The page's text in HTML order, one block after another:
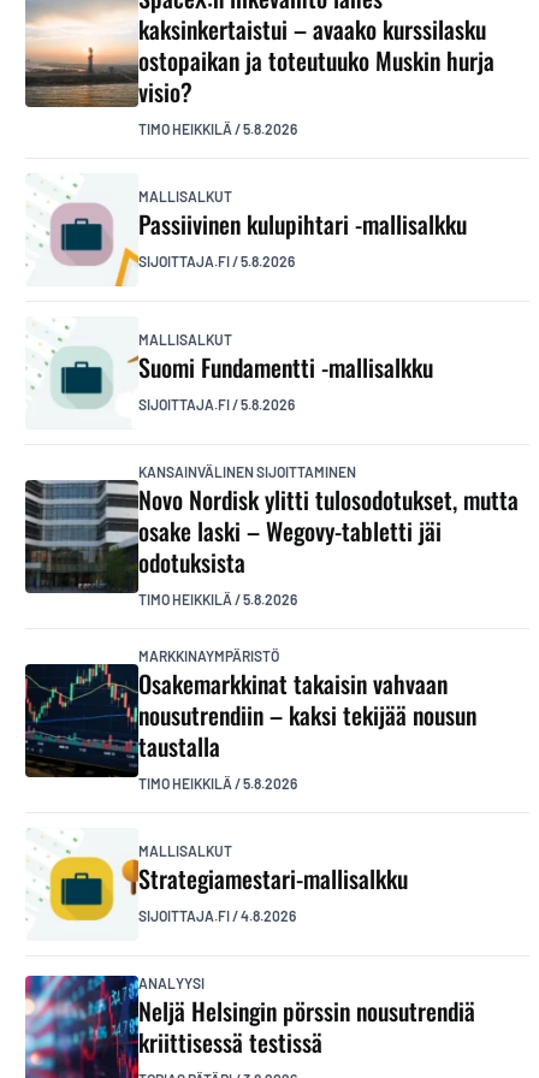
kaksinkertaistui – avaako kurssilasku
ostopaikan ja toteutuuko Muskin hurja
visio?
TIMO HEIKKILÄ /5.8.2026
MALLISALKUT
Passiivinen kulupihtari -mallisalkku
SIJOITTAJA.FI/5.8.2026
MALLISALKUT
Suomi Fundamentti -mallisalkku
SIJOITTAJA.FI/5.8.2026
KANSAINVÄLINEN SIJOITTAMINEN
Novo Nordisk ylitti tulosodotukset, mutta
osake laski – Wegovy-tabletti jäi
odotuksista
TIMO HEIKKILÄ /5.8.2026
MARKKINAYMPÄRISTÖ
Osakemarkkinat takaisin vahvaan
nousutrendiin – kaksi tekijää nousun
taustalla
TIMO HEIKKILÄ /5.8.2026
MALLISALKUT
Strategiamestari-mallisalkku
SIJOITTAJA.FI/4.8.2026
ANALYYSI
Neljä Helsingin pörssin nousutrendiä
kriittisessä testissä